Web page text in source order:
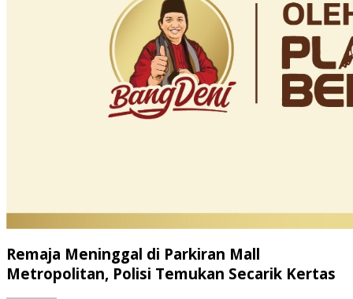
Remaja Meninggal di Parkiran Mall
Metropolitan, Polisi Temukan Secarik Kertas